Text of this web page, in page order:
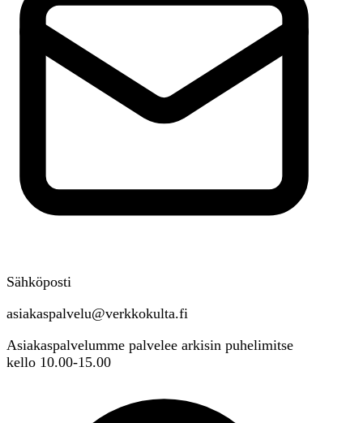
Sähköposti
asiakaspalvelu@verkkokulta.fi
Asiakaspalvelumme palvelee arkisin puhelimitse
kello 10.00-15.00